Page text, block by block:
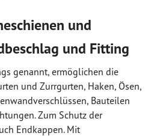
und
und Fitting
genannt, ermöglichen die
und Zurrgurten, Haken, Ösen,
Bauteilen
Zum Schutz der
Endkappen. Mit